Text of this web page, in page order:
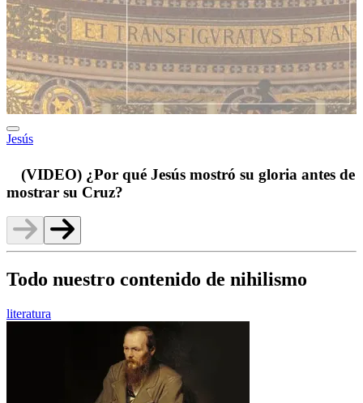
Jesús
(VIDEO) ¿Por qué Jesús mostró su gloria antes de
mostrar su Cruz?
Todo nuestro contenido de nihilismo
literatura